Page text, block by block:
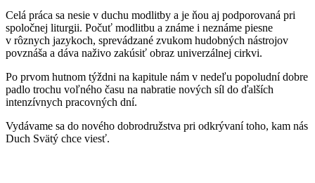
Celá práca sa nesie v duchu modlitby a je ňou aj podporovaná pri
spoločnej liturgii. Počuť modlitbu a známe i neznáme piesne
v rôznych jazykoch, sprevádzané zvukom hudobných nástrojov
povznáša a dáva naživo zakúsiť obraz univerzálnej cirkvi.
Po prvom hutnom týždni na kapitule nám v nedeľu popoludní dobre
padlo trochu voľného času na nabratie nových síl do ďalších
intenzívnych pracovných dní.
Vydávame sa do nového dobrodružstva pri odkrývaní toho, kam nás
Duch Svätý chce viesť.